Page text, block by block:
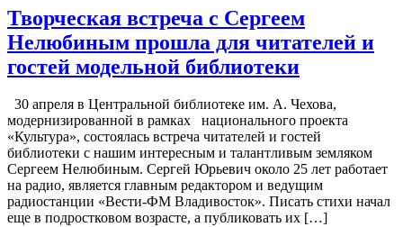
Творческая встреча с Сергеем
Нелюбиным прошла для читателей и
гостей модельной библиотеки
30 апреля в Центральной библиотеке им. А. Чехова,
модернизированной в рамках национального проекта
«Культура», состоялась встреча читателей и гостей
библиотеки с нашим интересным и талантливым земляком
Сергеем Нелюбиным. Сергей Юрьевич около 25 лет работает
на радио, является главным редактором и ведущим
радиостанции «Вести-ФМ Владивосток». Писать стихи начал
еще в подростковом возрасте, а публиковать их […]